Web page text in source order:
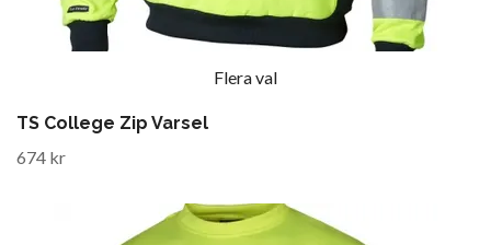
Flera val
TS College Zip Varsel
674 kr